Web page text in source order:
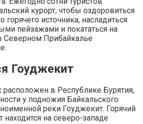
курорт, чтобы оздоровиться
горячего источника, насладиться
пейзажами и покататься на
Северном Прибайкалье
Гоуджекит
в Республике Бурятия,
у подножия Байкальского
реки Гоуджекит. Горячий
находится на северо-западе